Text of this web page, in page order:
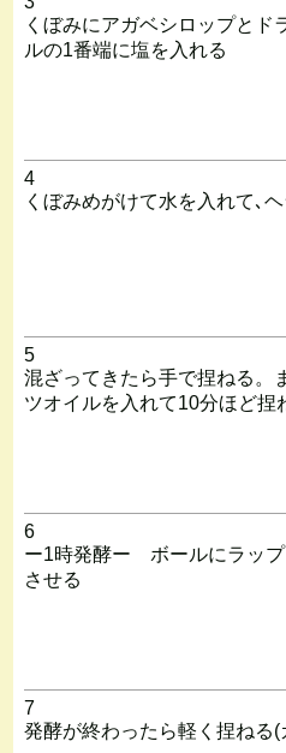
くぼみにアガベシロップとド
ルの1番端に塩を入れる
4
くぼみめがけて水を入れて､
5
混ざってきたら手で捏ねる。
ツオイルを入れて10分ほど捏
6
ー1時発酵ー ボールにラッ
させる
7
発酵が終わったら軽く捏ねる(